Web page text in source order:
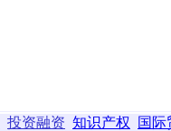
投资融资 知识产权 国际